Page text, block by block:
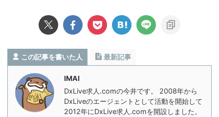
この記事を書いた人 最新記事
IMAI
DxLive求人.comの今井です。 2008年から
DxLiveのエージェントとして活動を開始して
2012年にDxLive求人.comを開設しました。